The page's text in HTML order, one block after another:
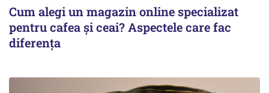
Cum alegi un magazin online specializat
pentru cafea și ceai? Aspectele care fac
diferența